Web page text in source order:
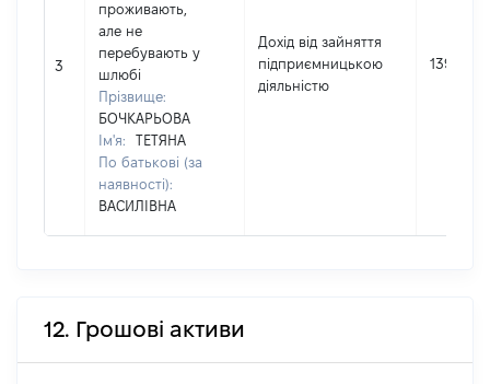
3
проживають,
але не
перебувають у
шлюбі
Прізвище:
БОЧКАРЬОВА
Ім'я:
ТЕТЯНА
По батькові (за
наявності):
ВАСИЛІВНА
Дохід від зайняття
підприємницькою
діяльністю
1399737
12. Грошові активи